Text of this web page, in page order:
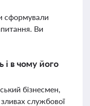
сформували
Ви
і в чому його
бізнесмен,
службової